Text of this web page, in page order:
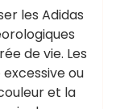
les Adidas
de vie. Les
ou
et la